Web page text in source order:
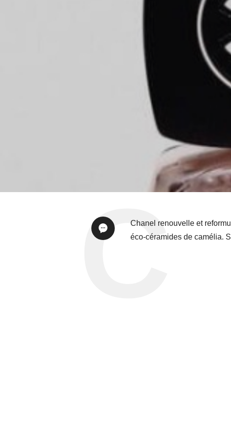
Chanel renouvelle et
éco-céramides de camélia.